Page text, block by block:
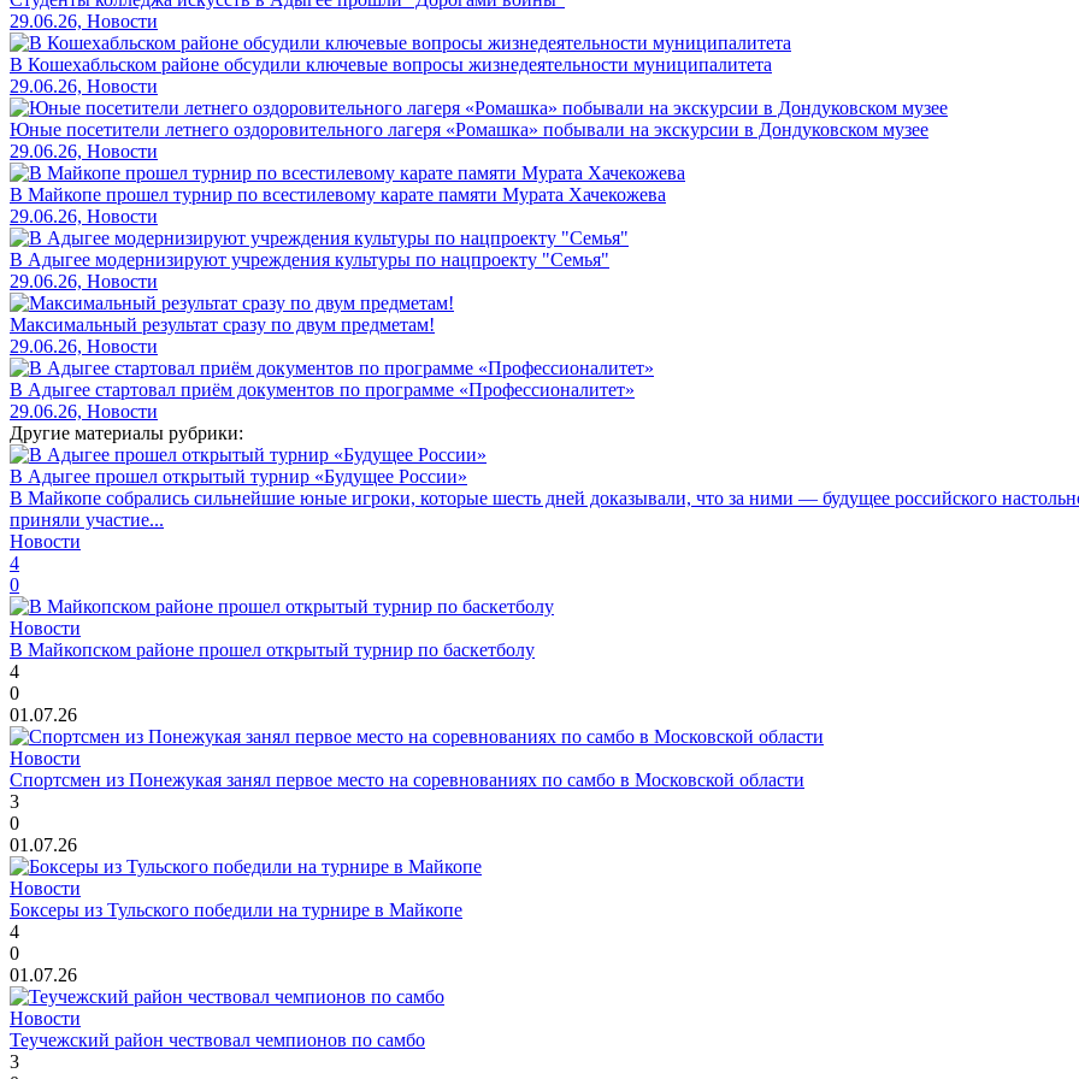
29.06.26, Новости
В Кошехабльском районе обсудили ключевые вопросы жизнедеятельности муниципалитета
29.06.26, Новости
Юные посетители летнего оздоровительного лагеря «Ромашка» побывали на экскурсии в Дондуковском музее
29.06.26, Новости
В Майкопе прошел турнир по всестилевому карате памяти Мурата Хачекожева
29.06.26, Новости
В Адыгее модернизируют учреждения культуры по нацпроекту "Семья"
29.06.26, Новости
Максимальный результат сразу по двум предметам!
29.06.26, Новости
В Адыгее стартовал приём документов по программе «Профессионалитет»
29.06.26, Новости
Другие материалы рубрики:
В Адыгее прошел открытый турнир «Будущее России»
В Майкопе собрались сильнейшие юные игроки, которые шесть дней доказывали, что за ними — будущее российского
приняли участие...
Новости
4
0
Новости
В Майкопском районе прошел открытый турнир по баскетболу
4
0
01.07.26
Новости
Спортсмен из Понежукая занял первое место на соревнованиях по самбо в Московской области
3
0
01.07.26
Новости
Боксеры из Тульского победили на турнире в Майкопе
4
0
01.07.26
Новости
Теучежский район чествовал чемпионов по самбо
3